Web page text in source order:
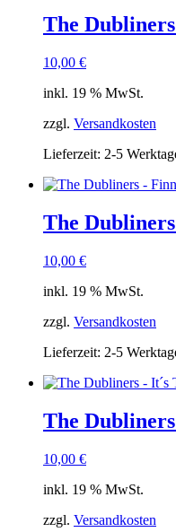
The
10,00 €
inkl. 19 % MwSt.
zzgl. Versandkosten
Lieferzeit: 2-5
The
10,00 €
inkl. 19 % MwSt.
zzgl. Versandkosten
Lieferzeit: 2-5
The
10,00 €
inkl. 19 % MwSt.
zzgl. Versandkosten